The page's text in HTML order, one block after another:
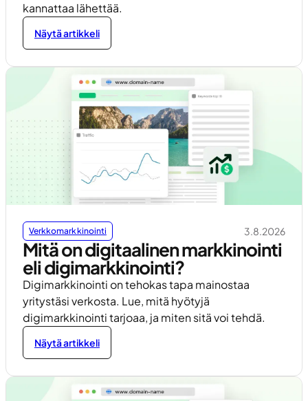
kannattaa lähettää.
Näytä artikkeli
Verkkomarkkinointi 3.8.2026
Mitä on digitaalinen markkinointi
eli digimarkkinointi?
Digimarkkinointi on tehokas tapa mainostaa
yritystäsi verkosta. Lue, mitä hyötyjä
digimarkkinointi tarjoaa, ja miten sitä voi tehdä.
Näytä artikkeli